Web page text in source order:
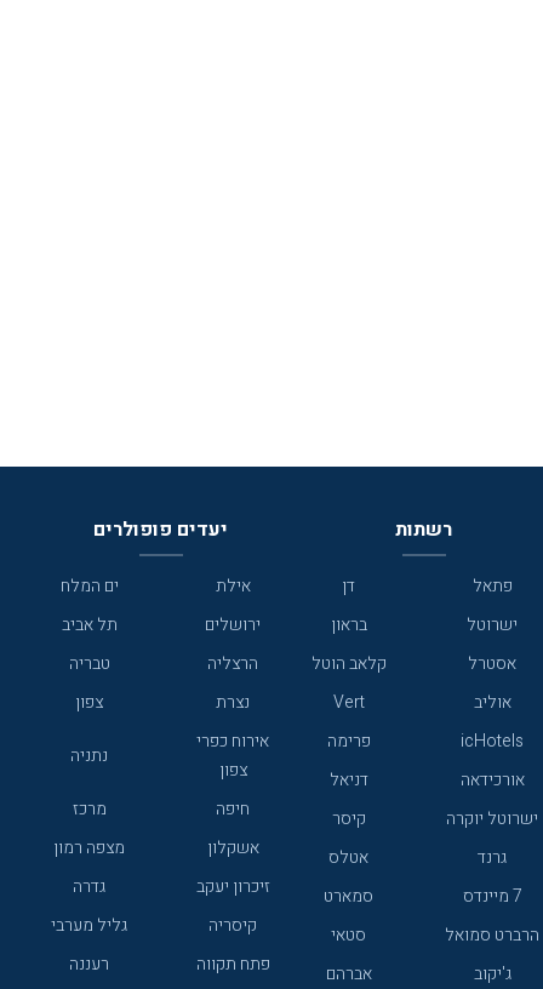
רשתות
פתאל
דן
ישרוטל
בראון
אסטרל
קלאב הוטל
אוליב
Vert
icHotels
פרימה
אורכידאה
דניאל
ישרוטל יוקרה
קיסר
גרנד
אטלס
7 מיינדס
סמארט
הרברט סמואל
סטאי
ג'יקוב
אברהם
יעדים פופולרים
אילת
ים המלח
ירושלים
תל אביב
הרצליה
טבריה
נצרת
צפון
אירוח כפרי
צפון
נתניה
חיפה
מרכז
אשקלון
מצפה רמון
זיכרון יעקב
גדרה
קיסריה
גליל מערבי
פתח תקווה
רעננה